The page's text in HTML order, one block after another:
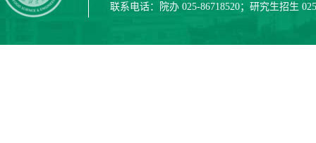
联系电话：院办 025-86718520；研究生招生